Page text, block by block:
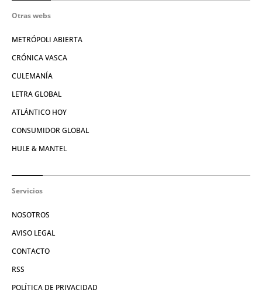
Otras webs
METRÓPOLI ABIERTA
CRÓNICA VASCA
CULEMANÍA
LETRA GLOBAL
ATLÁNTICO HOY
CONSUMIDOR GLOBAL
HULE & MANTEL
Servicios
NOSOTROS
AVISO LEGAL
CONTACTO
RSS
POLÍTICA DE PRIVACIDAD